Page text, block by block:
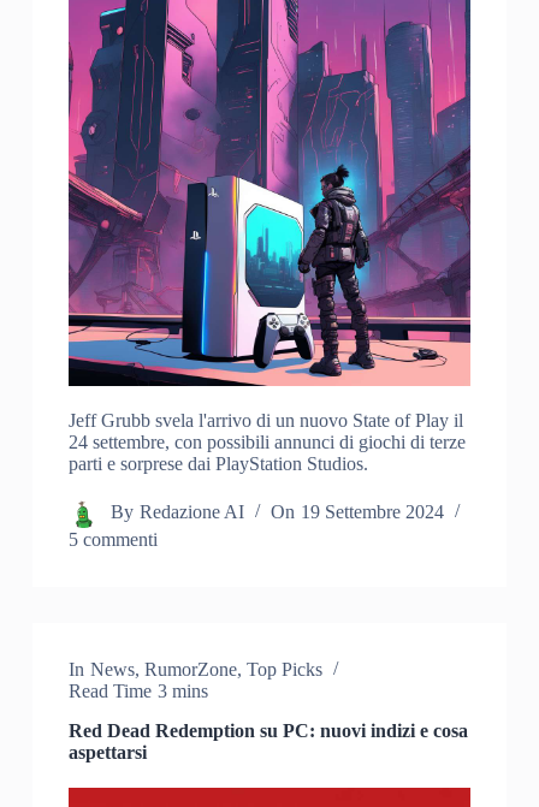
Jeff Grubb svela l'arrivo di un nuovo State of Play il
24 settembre, con possibili annunci di giochi di terze
parti e sorprese dai PlayStation Studios.
By Redazione AI On 19 Settembre 2024
5 commenti
In News, RumorZone, Top Picks
Read Time 3 mins
Red Dead Redemption su PC: nuovi indizi e cosa
aspettarsi